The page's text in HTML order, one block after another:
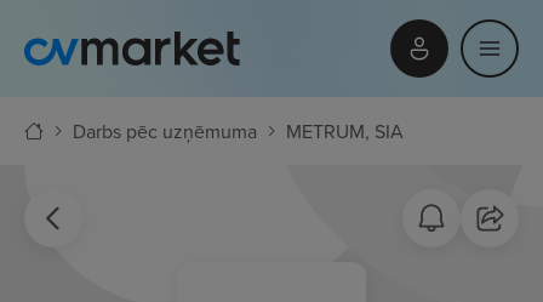
Darbs pēc uzņēmuma METRUM, SIA